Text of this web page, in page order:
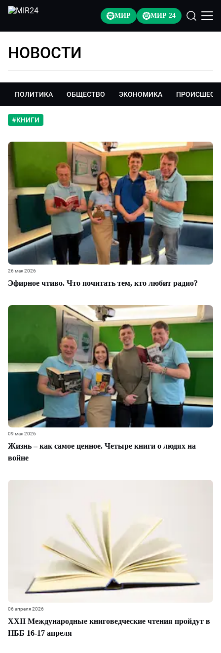
МИР МИР 24
НОВОСТИ
ПОЛИТИКА ОБЩЕСТВО ЭКОНОМИКА
#КНИГИ
Эфирное чтиво. Что почитать тем, кто любит радио?
26 мая 2026
Жизнь – как самое ценное. Четыре книги о людях на
войне
09 мая 2026
ХХII Международные книговедческие чтения пройдут в
НББ 16-17 апреля
06 апреля 2026